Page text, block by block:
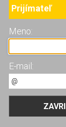
Prijímateľ
Meno:
E-mail: